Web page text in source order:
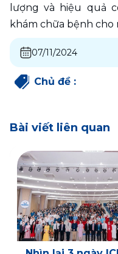
lượng và hiệu quả
khám chữa bệnh cho
07/11/2024
Chủ đề :
Bài viết liên quan